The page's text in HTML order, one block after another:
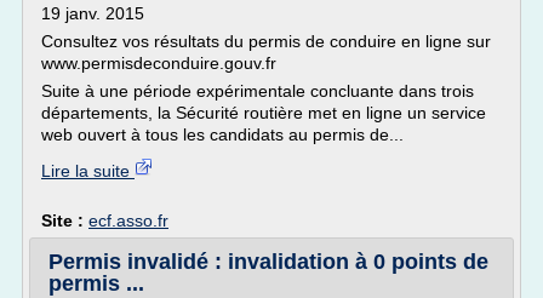
19 janv. 2015
Consultez vos résultats du permis de conduire en ligne sur
www.permisdeconduire.gouv.fr
Suite à une période expérimentale concluante dans trois
départements, la Sécurité routière met en ligne un service
web ouvert à tous les candidats au permis de...
Lire la suite
Site : ecf.asso.fr
Permis invalidé : invalidation à 0 points de
permis ...